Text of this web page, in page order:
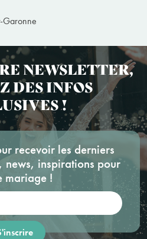
Garonne
NEWSLETTER,
DES INFOS
!
recevoir les derniers
news, inspirations pour
mariage !